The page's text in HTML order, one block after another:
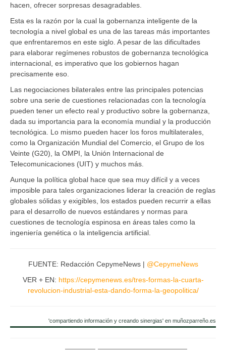
hacen, ofrecer sorpresas desagradables.
Esta es la razón por la cual la gobernanza inteligente de la
tecnología a nivel global es una de las tareas más importantes
que enfrentaremos en este siglo. A pesar de las dificultades
para elaborar regímenes robustos de gobernanza tecnológica
internacional, es imperativo que los gobiernos hagan
precisamente eso.
Las negociaciones bilaterales entre las principales potencias
sobre una serie de cuestiones relacionadas con la tecnología
pueden tener un efecto real y productivo sobre la gobernanza,
dada su importancia para la economía mundial y la producción
tecnológica. Lo mismo pueden hacer los foros multilaterales,
como la Organización Mundial del Comercio, el Grupo de los
Veinte (G20), la OMPI, la Unión Internacional de
Telecomunicaciones (UIT) y muchos más.
Aunque la política global hace que sea muy difícil y a veces
imposible para tales organizaciones liderar la creación de reglas
globales sólidas y exigibles, los estados pueden recurrir a ellas
para el desarrollo de nuevos estándares y normas para
cuestiones de tecnología espinosa en áreas tales como la
ingeniería genética o la inteligencia artificial.
FUENTE: Redacción CepymeNews | @CepymeNews
VER + EN: https://cepymenews.es/tres-formas-la-cuarta-
revolucion-industrial-esta-dando-forma-la-geopolitica/
'compartiendo información y creando sinergias' en muñozparreño.es